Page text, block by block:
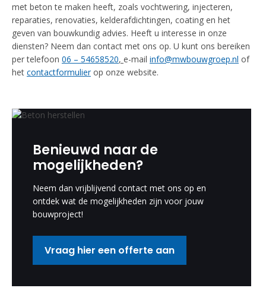
met beton te maken heeft, zoals vochtwering, injecteren,
reparaties, renovaties, kelderafdichtingen, coating en het
geven van bouwkundig advies. Heeft u interesse in onze
diensten? Neem dan contact met ons op. U kunt ons bereiken
per telefoon 06 – 54658520, e-mail info@mwbouwgroep.nl of
het contactformulierop onze website.
Benieuwd naar de
mogelijkheden?
Neem dan vrijblijvend contact met ons op en
ontdek wat de mogelijkheden zijn voor jouw
bouwproject!
Vraag hier een offerte aan